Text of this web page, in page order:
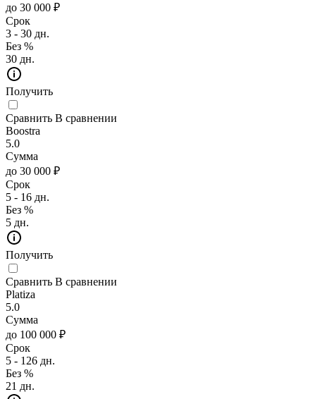
до 30 000 ₽
Срок
3 - 30 дн.
Без %
30 дн.
Получить
Сравнить В сравнении
Boostra
5.0
Сумма
до 30 000 ₽
Срок
5 - 16 дн.
Без %
5 дн.
Получить
Сравнить В сравнении
Platiza
5.0
Сумма
до 100 000 ₽
Срок
5 - 126 дн.
Без %
21 дн.